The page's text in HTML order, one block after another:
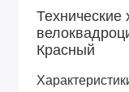
Технические
Красный